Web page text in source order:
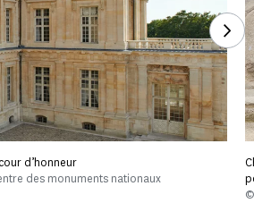
d’honneur
des monuments nationaux